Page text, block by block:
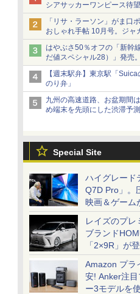
シアサッカーワンピース待
ショーツは1990円に
「リサ・ラーソン」がま口
おしゃれ手帖 10月号。ジャ
ザイン
はやぶさ50％オフの「新幹
だ値スペシャル28）」発売
ねっと限定
【週末駅弁】東京駅「
のり弁」
九州の高速道路、お盆期間
め端末を先頭にした渋滞予
Special Site
ハイグレード
Q7D Pro」。
映画＆ゲーム
レイズのプレ
ブランド
「2×9R」が
Amazon プラ
安! Anker注目
ー3モデルを